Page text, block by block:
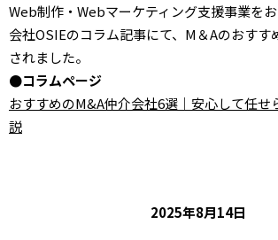
Web制作・Webマーケティング支援事業を
会社OSIEのコラム記事にて、M＆Aのおすす
されました。
●コラムページ
おすすめのM&A仲介会社6選｜安心して任せ
説
2025年8月14日